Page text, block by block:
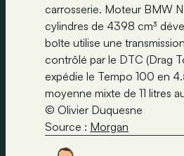
carrosserie. Moteur BMW
cylindres de 4398 cm³
boîte utilise une
contrôlé par le DTC (Drag
expédie le Tempo 100 en
moyenne mixte de 11 litres
© Olivier Duquesne
Source : Morgan